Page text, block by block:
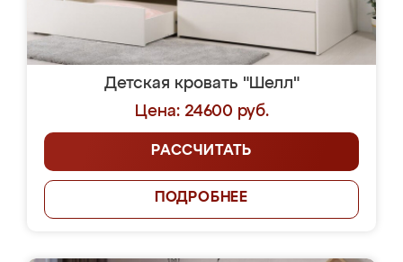
Детская кровать "Шелл"
Цена: 24600 руб.
РАССЧИТАТЬ
ПОДРОБНЕЕ